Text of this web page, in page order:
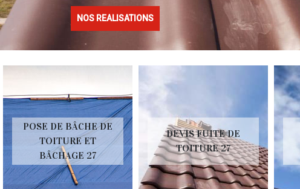
NOS REALISATIONS
POSE DE BÂCHE DE
TOITURE ET
BÂCHAGE 27
DEVIS FUITE DE
TOITURE 27